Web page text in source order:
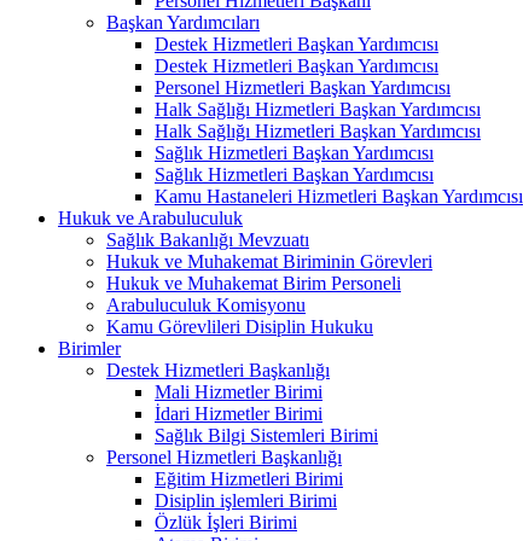
Başkan Yardımcıları
Destek Hizmetleri Başkan Yardımcısı
Destek Hizmetleri Başkan Yardımcısı
Personel Hizmetleri Başkan Yardımcısı
Halk Sağlığı Hizmetleri Başkan Yardımcısı
Halk Sağlığı Hizmetleri Başkan Yardımcısı
Sağlık Hizmetleri Başkan Yardımcısı
Sağlık Hizmetleri Başkan Yardımcısı
Kamu Hastaneleri Hizmetleri Başkan Yardımcısı
Hukuk ve Arabuluculuk
Sağlık Bakanlığı Mevzuatı
Hukuk ve Muhakemat Biriminin Görevleri
Hukuk ve Muhakemat Birim Personeli
Arabuluculuk Komisyonu
Kamu Görevlileri Disiplin Hukuku
Birimler
Destek Hizmetleri Başkanlığı
Mali Hizmetler Birimi
İdari Hizmetler Birimi
Sağlık Bilgi Sistemleri Birimi
Personel Hizmetleri Başkanlığı
Eğitim Hizmetleri Birimi
Disiplin işlemleri Birimi
Özlük İşleri Birimi